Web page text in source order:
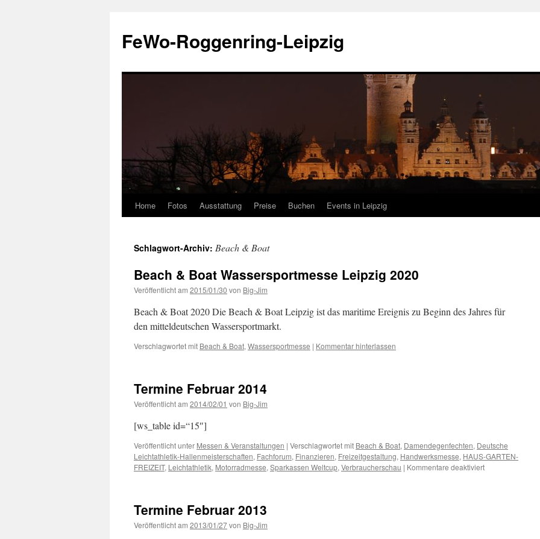
springen
FeWo-Roggenring-Leipzig
Home Fotos Ausstattung Preise Buchen Events in Leipzig
Schlagwort-Archiv: Beach & Boat
Beach & Boat Wassersportmesse Leipzig 2020
Veröffentlicht am 2015/01/30 von Big-Jim
Beach & Boat 2020 Die Beach & Boat Leipzig ist das maritime Ereignis zu Beginn des Jahres für
den mitteldeutschen Wassersportmarkt.
Verschlagwortet mit Beach & Boat, Wassersportmesse | Kommentar hinterlassen
Termine Februar 2014
Veröffentlicht am 2014/02/01 von Big-Jim
[ws_table id=“15″]
Veröffentlicht unter Messen & Veranstaltungen | Verschlagwortet mit Beach & Boat, Damendegenfechten, Deutsche
Leichtathletik-Hallenmeisterschaften, Fachforum, Finanzieren, Freizeitgestaltung, Handwerksmesse, HAUS-GARTEN-
FREIZEIT, Leichtathletik, Motorradmesse, Sparkassen Weltcup, Verbraucherschau | Kommentare deaktiviertfür
Termine Februar 2013
Veröffentlicht am 2013/01/27von Big-Jim